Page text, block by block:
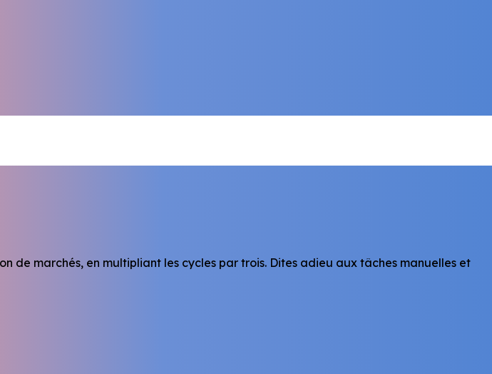
de marchés, en multipliant les cycles par trois. Dites adieu aux tâches manuelles et